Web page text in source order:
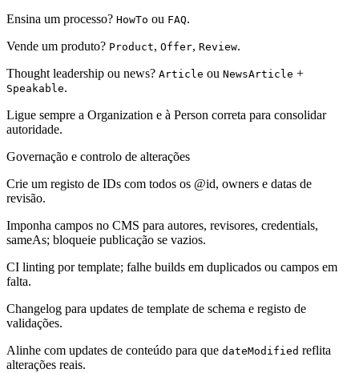
Ensina um processo? HowTo ou FAQ.
Vende um produto? Product, Offer, Review.
Thought leadership ou news? Article ou NewsArticle +
Speakable.
Ligue sempre a Organization e à Person correta para consolidar
autoridade.
Governação e controlo de alterações
Crie um registo de IDs com todos os @id, owners e datas de
revisão.
Imponha campos no CMS para autores, revisores, credentials,
sameAs; bloqueie publicação se vazios.
CI linting por template; falhe builds em duplicados ou campos em
falta.
Changelog para updates de template de schema e registo de
validações.
Alinhe com updates de conteúdo para que dateModified reflita
alterações reais.